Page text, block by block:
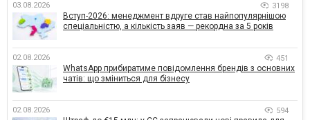
03.08.2026 3198
Вступ-2026: менеджмент вдруге став найпопулярнішою
спеціальністю, а кількість заяв — рекордна за 5 років
02.08.2026 451
WhatsApp прибиратиме повідомлення брендів з основних
чатів: що зміниться для бізнесу
02.08.2026 594